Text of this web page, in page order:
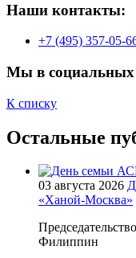
Наши контакты:
+7 (495) 357-05-
Мы в социальных
К списку
Остальные
03 августа 2026
«Ханой-Москва»
Филиппин